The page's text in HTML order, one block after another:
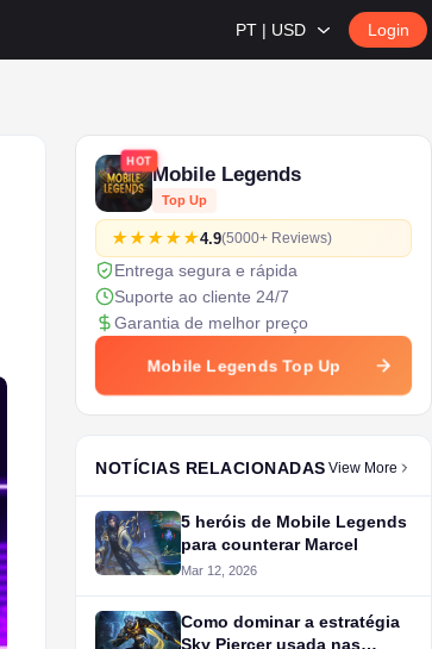
PT | USD Login
HOT
Mobile Legends
Top Up
4.9(5000+ Reviews)
Entrega segura e rápida
Suporte ao cliente 24/7
Garantia de melhor preço
Mobile Legends Top Up
NOTÍCIAS RELACIONADAS View More
5 heróis de Mobile Legends
para counterar Marcel
Mar 12, 2026
Como dominar a estratégia
Sky Piercer usada nas